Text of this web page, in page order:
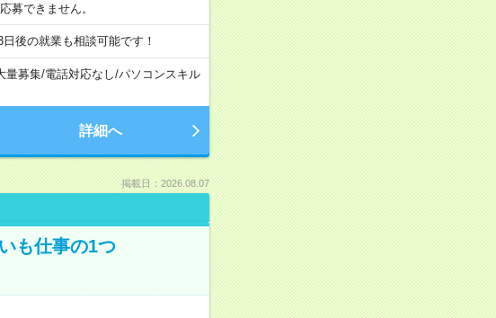
募できません。
後の就業も相談可能です！
量募集/電話対応なし/パソコンスキル
詳細へ
掲載日：2026.08.07
も仕事の1つ